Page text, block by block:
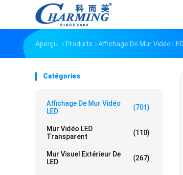
Aperçu Produits Affichage De Mur Vidéo LED
Catégories
Affichage De Mur Vidéo
LED
(701)
Mur Vidéo LED
Transparent
(110)
Mur Visuel Extérieur De
LED
(267)